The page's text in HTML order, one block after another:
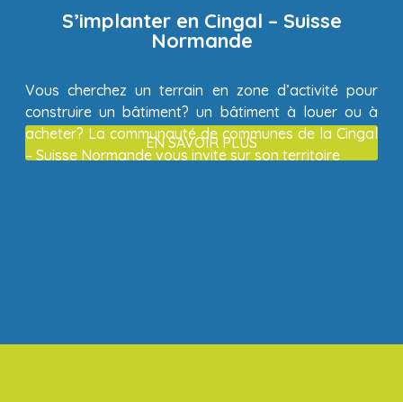
S’implanter en Cingal – Suisse
Normande
Vous cherchez un terrain en zone d’activité pour
construire un bâtiment? un bâtiment à louer ou à
acheter? La communauté de communes de la Cingal
– Suisse Normande vous invite sur son territoire
EN SAVOIR PLUS